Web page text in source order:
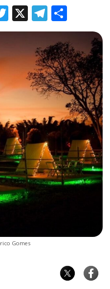
Twitter
X
Gomes